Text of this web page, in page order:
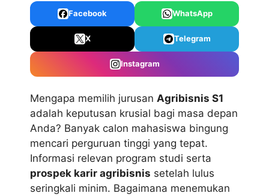
Facebook WhatsApp
X Telegram
Instagram
Mengapa memilih jurusan Agribisnis S1
adalah keputusan krusial bagi masa depan
Anda? Banyak calon mahasiswa bingung
mencari perguruan tinggi yang tepat.
Informasi relevan program studi serta
prospek karir agribisnis setelah lulus
seringkali minim. Bagaimana menemukan